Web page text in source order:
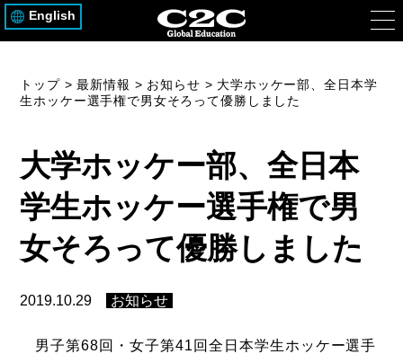
English
トップ>最新情報 > お知らせ > 大学ホッケー部、全日本学
生ホッケー選手権で男女そろって優勝しました
大学ホッケー部、全日本
学生ホッケー選手権で男
女そろって優勝しました
2019.10.29 お知らせ
男子第68回・女子第41回全日本学生ホッケー選手